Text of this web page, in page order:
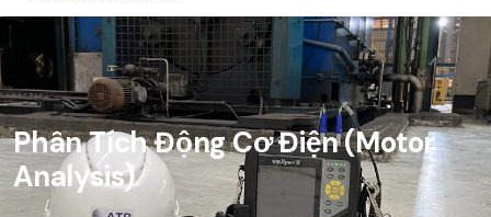
Phân Tích Động Cơ Điện (Motor
Analysis)